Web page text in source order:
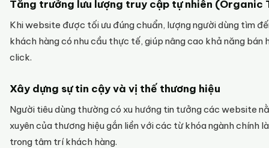
Tăng trưởng lưu lượng truy cập tự nhiên (Organic
Khi website được tối ưu đúng chuẩn, lượng người dùng tìm
khách hàng có nhu cầu thực tế, giúp nâng cao khả năng
click.
Xây dựng sự tin cậy và vị thế thương hiệu
Người tiêu dùng thường có xu hướng tin tưởng các website
xuyên của thương hiệu gắn liền với các từ khóa ngành chính
trong tâm trí khách hàng.